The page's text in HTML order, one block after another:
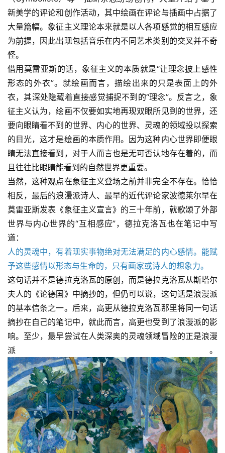
用
錯
的
繁
體
字
一
百
例
新美学的评论和创作活动，其中绘画在评论与插画中占据了
大量篇幅。象征主义理论本来就是以人各项感觉的相互感应
为前提，因此出现包括音乐在内不同艺术类别的交叉并不奇
怪。
借用莫雷亚斯的话，象征主义的本质就是“让理念披上感性
形态的外衣”。就绘画而言，描绘出来的只是表面上的外
衣，其深处隐藏着直接感觉捕捉不到的“理念”。反言之，象
征主义认为，绘画不仅要如实地再现双眼所见到的世界，还
要向眼睛看不到的世界、内心的世界、灵魂的领域投以探索
的目光，这才是绘画的本质作用。因为这种内心世界即便眼
睛无法直接看到，对于人而言也是无可否认地存在着的，而
且往往比眼睛能看到的自然世界更重要。
当然，这种观点在象征主义登场之前并非完全不存在。恰恰
相反，最后的浪漫派诗人、最早的近代评论家波德莱尔早在
莫雷亚斯发表《象征主义宣言》的三十年前，就歌颂了外部
世界与内心世界的“互相感应”，德拉克洛瓦也在笔记中写
道：
人的灵魂中，有着现实事物绝对无法满足的内心感情。能赋
予这些感情以形态与生命的，只有画家或诗人的想象力。
这句话并不是德拉克洛瓦的原创，而是德拉克洛瓦从斯塔尔
夫人的《论德国》中摘抄的，但仍可以说，这句话是浪漫派
的基本信条之一。后来，高更从德拉克洛瓦那里将同一句话
摘抄在自己的笔记中，就此而言，高更也受到了浪漫派的影
响。至少，最早尝试在人类深奥的灵魂领域冒险的正是浪漫
派。